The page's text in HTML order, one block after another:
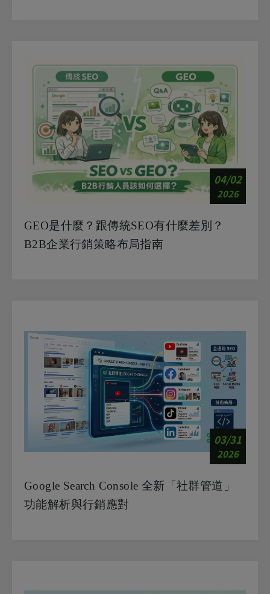
04/02
2026
GEO是什麼？跟傳統SEO有什麼差別？
B2B企業行銷策略布局指南
03/31
2026
Google Search Console 全新「社群管道」
功能解析與行銷應對